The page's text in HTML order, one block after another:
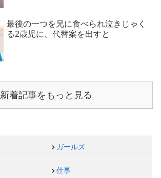
最後の一つを兄に食べられ泣きじゃく
る2歳児に、代替案を出すと
新着記事をもっと見る
ガールズ
仕事